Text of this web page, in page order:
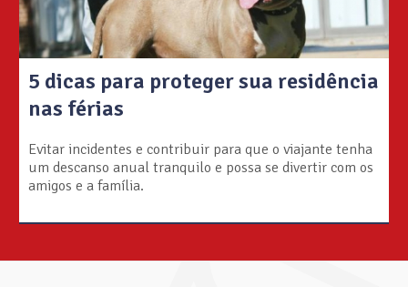
5 dicas para proteger sua residência
nas férias
Evitar incidentes e contribuir para que o viajante tenha
um descanso anual tranquilo e possa se divertir com os
amigos e a família.